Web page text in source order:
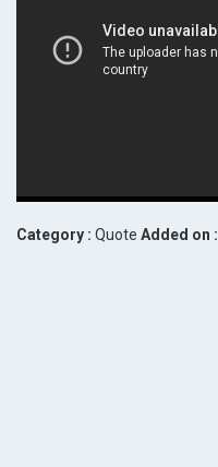
Category : Quote Added on :